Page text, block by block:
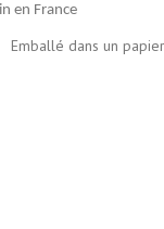
de soie coloré